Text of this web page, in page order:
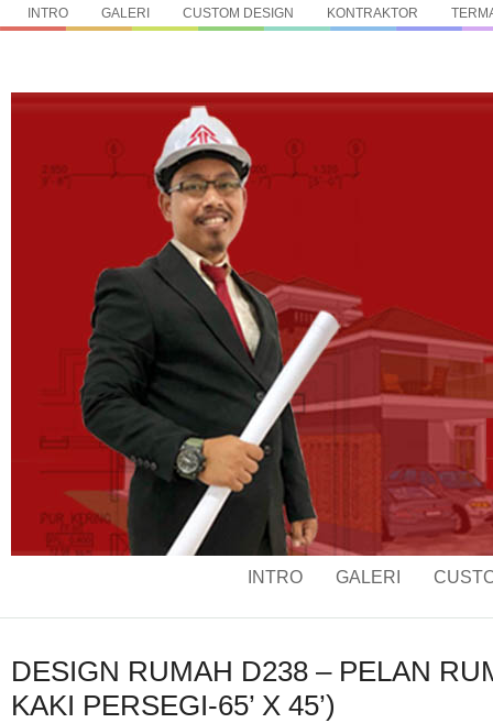
INTRO GALERI CUSTOM DESIGN KONTRAKTOR
INTRO GALERI
DESIGN RUMAH D238 – PELAN
KAKI PERSEGI-65’ X 45’)